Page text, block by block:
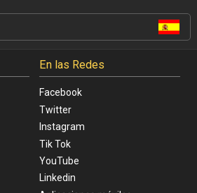
En las Redes
Facebook
Twitter
Instagram
Tik Tok
YouTube
Linkedin